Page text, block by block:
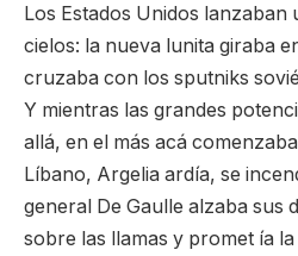
Los Estados Unidos lanzaban
cielos: la nueva lunita giraba
cruzaba con los sputniks
Y mientras las grandes
allá, en el más acá
Líbano, Argelia ardía, se
general De Gaulle alzaba sus
sobre las llamas y promet ía